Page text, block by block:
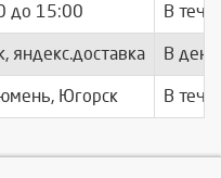
до 15:00 В
яндекс.доставка В день
Югорск В